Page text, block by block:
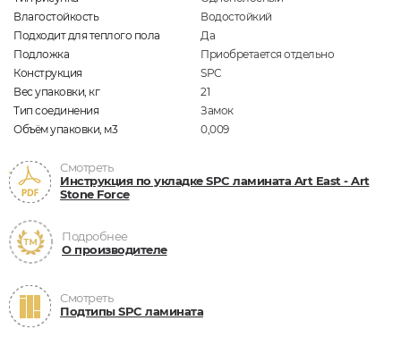
Влагостойкость
Водостойкий
Подходит для теплого пола
Да
Подложка
Приобретается отдельно
Конструкция
SPC
Вес упаковки, кг
21
Тип соединения
Замок
Объём упаковки, м3
0,009
Смотреть
Инструкция по укладке SPC ламината Art East - Art
Stone Force
Подробнее
О производителе
Смотреть
Подтипы SPC ламината